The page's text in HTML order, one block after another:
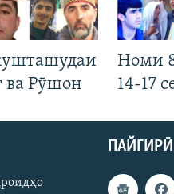
ва Рӯшон
Номи
14-17